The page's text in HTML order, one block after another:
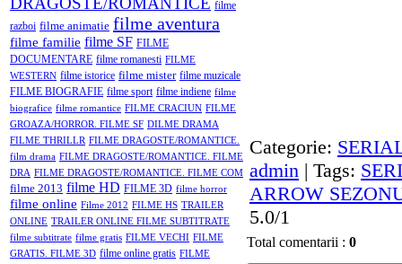
filme
razboi filme animatie filme aventura
filme familie filme SF FILME
DOCUMENTARE filme romanesti FILME
WESTERN filme istorice filme mister filme muzicale
FILME BIOGRAFIE filme sport filme indiene filme
biografice filme romantice FILME CRACIUN FILME
GROAZA/HORROR. FILME SF DILME DRAMA
FILME THRILLR FILME DRAGOSTE/ROMANTICE.
film drama FILME DRAGOSTE/ROMANTICE. FILME
DRA FILME DRAGOSTE/ROMANTICE. FILME COM
filme 2013 filme HD FILME 3D filme horror
filme online Filme 2012 FILME HS TRAILER
ONLINE TRAILER ONLINE FILME SUBTITRATE
filme subtitrate filme gratis FILME VECHI FILME
GRATIS. FILME 3D filme online gratis FILME
Categorie:
admin | Tags:
ARROW
5.0/1
Total comentarii : 0